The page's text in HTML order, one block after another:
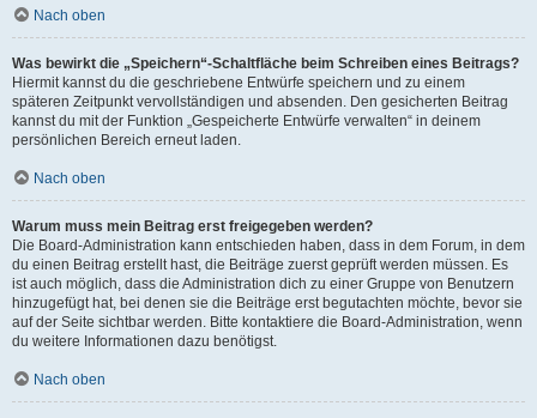
Nach oben
Was bewirkt die „Speichern“-Schaltfläche beim Schreiben eines Beitrags?
Hiermit kannst du die geschriebene Entwürfe speichern und zu einem
späteren Zeitpunkt vervollständigen und absenden. Den gesicherten Beitrag
kannst du mit der Funktion „Gespeicherte Entwürfe verwalten“ in deinem
persönlichen Bereich erneut laden.
Nach oben
Warum muss mein Beitrag erst freigegeben werden?
Die Board-Administration kann entschieden haben, dass in dem Forum, in dem
du einen Beitrag erstellt hast, die Beiträge zuerst geprüft werden müssen. Es
ist auch möglich, dass die Administration dich zu einer Gruppe von Benutzern
hinzugefügt hat, bei denen sie die Beiträge erst begutachten möchte, bevor sie
auf der Seite sichtbar werden. Bitte kontaktiere die Board-Administration, wenn
du weitere Informationen dazu benötigst.
Nach oben